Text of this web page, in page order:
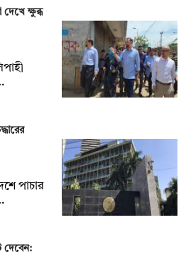
ক্ষুব্ধ
পাচার
দেবেন: